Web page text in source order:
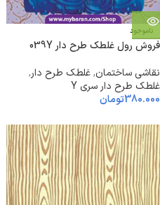
ناموجود
فروش رول غلطک طرح دار 039Y
نقاشی ساختمان,غلطک طرح دار,
غلطک طرح دار سری Y
380.000تومان